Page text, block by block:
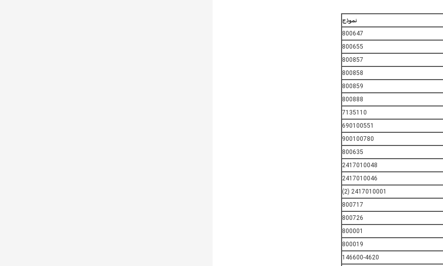
نموذج
800647
800655
800857
800858
800859
800888
7135110
690100551
900100780
800635
2417010048
2417010046
2417010001 (2)
800717
800726
800001
800019
146600-4620